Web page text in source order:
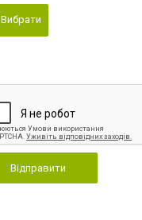
Вибрати
Відправити